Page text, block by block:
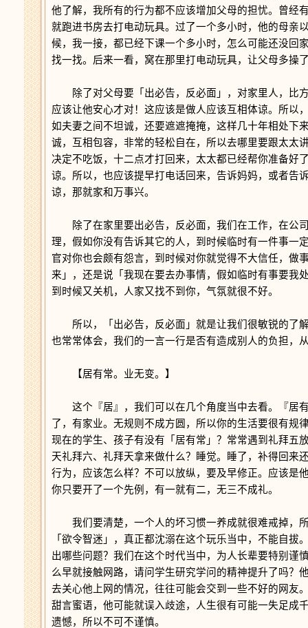
他了解，我所有的行为都不应该增加父母的担忧。曾经
就跑进书房去打电动玩具。过了一个多小时，他的母亲
候，我一接，都已经下课一个多小时，怎么可能还没回
找一找。后来一看，窝在那里打电动玩具，让父母多操
除了对父母要「出必告，反必面」，对家里人，比
应该让他安心才对！这应该是做人应该互相体谅。所以
如夫妻之间不坦诚，还要遮遮掩掩，这样几十年相处下
诚，互相包容，非常的轻松自在，所以去哪里要跟太太
决定不吃饭，十二点才打回来，太太都已经帮你准备好
谅。所以，也应该提早打电话回来，告诉妈妈，或者告
谅，那就家和万事兴。
除了在家里要出必告，反必面，我们在工作，在公
理，假如你没有告诉其它的人，到时候临时有一件事一
官对你也会颇有怨言，到时候对你就觉得不大信任，做
来」，还是说「我现在要去办事情，假如临时有事要我
到时候又关机，人家又找不到你，气氛就很不好。
所以，「出必告，反必面」就是让我们很敏锐的了
也常常体会，我们的一言一行是否有造成别人的负担，
【居有常。业无变。】
这个『居』，我们可以在几个角度当中去看。『居
了，有家业。无规则不成方圆，所以你的生活要很有
现在的学生、孩子有没有「居有常」？常常遇到礼拜五
天礼拜六、礼拜天拿来做什么？睡觉。睡了，补得回来
行为，应该怎么样？不可以放纵，要及早修正。应该是
你只要开了一个先例，有一就有二，无三不成礼。
我们要清楚，一个人的坏习惯一养成就很难戒掉，
「欲令智迷」，真正都沈溺在这个玩乐当中，不能自
出哪些问题？我们在这个时代当中，为人长辈要特别谨
么早就接触网路，请问学生研究学问的精神提升了吗？
去关心他上网的情况，往往可能会交到一些不好的网友
甜言蜜语，他可能就误入歧途，人生很有可能一失足成
遗憾，所以不可不谨慎。